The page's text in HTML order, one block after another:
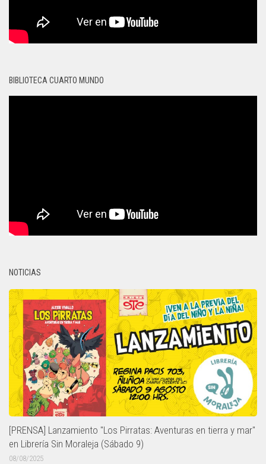
BIBLIOTECA CUARTO MUNDO
NOTICIAS
[PRENSA] Lanzamiento "Los Pirratas: Aventuras en tierra y mar"
en Librería Sin Moraleja (Sábado 9)
08/08/2025